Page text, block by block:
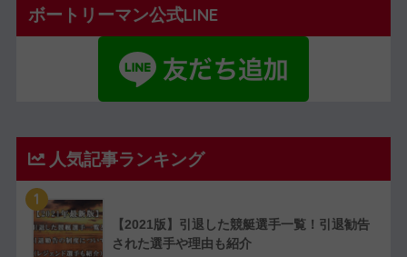
ボートリーマン公式LINE
人気記事ランキング
1
【2021版】引退した競艇選手一覧！引退勧告
された選手や理由も紹介